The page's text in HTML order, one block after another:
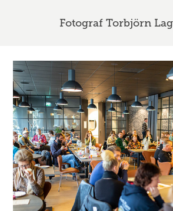
Fotograf Torbjörn